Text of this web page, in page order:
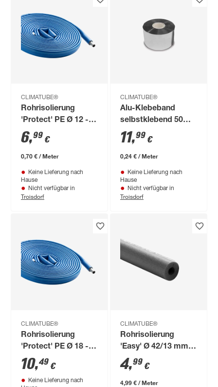
CLIMATUBE®
Rohrisolierung
'Protect' PE Ø 12 -
15 x 4 mm
Dämmstärke, 10 m
6,99 €
0,70 € / Meter
Keine Lieferung nach
Hause
Nicht verfügbar in
Troisdorf
CLIMATUBE®
Alu-Klebeband
selbstklebend 50
mm x 50 m
11,99 €
0,24 € / Meter
Keine Lieferung nach
Hause
Nicht verfügbar in
Troisdorf
CLIMATUBE®
Rohrisolierung
'Protect' PE Ø 18 -
22 x 4 mm, 10 m
10,49 €
Keine Lieferung nach
CLIMATUBE®
Rohrisolierung
'Easy' Ø 42/13 mm
Dämmstärke
selbstklebend, 1 m
4,99 €
4,99 € / Meter